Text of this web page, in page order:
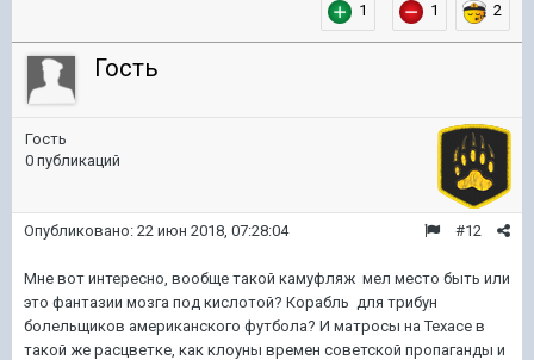
1 1 2
Гость
Гость
0 публикаций
#12
Опубликовано: 22 июн 2018, 07:28:04
Мне вот интересно, вообще такой камуфляж мел место быть или
это фантазии мозга под кислотой? Корабль для трибун
болельщиков американского футбола? И матросы на Техасе в
такой же расцветке, как клоуны времен советской пропаганды и